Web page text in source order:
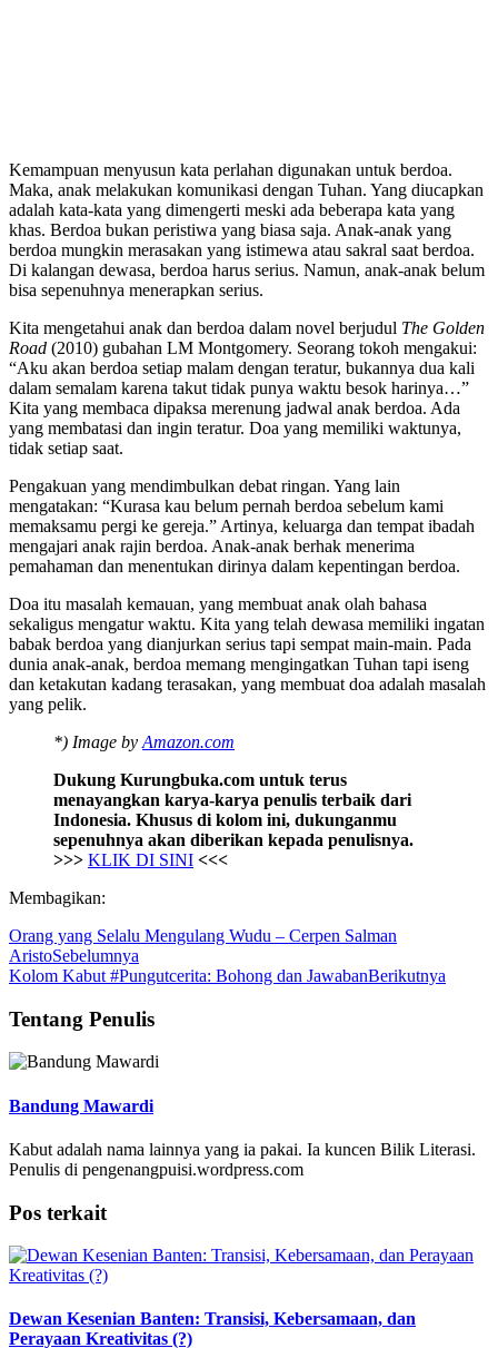
Kemampuan menyusun kata perlahan digunakan untuk berdoa.
Maka, anak melakukan komunikasi dengan Tuhan. Yang diucapkan
adalah kata-kata yang dimengerti meski ada beberapa kata yang
khas. Berdoa bukan peristiwa yang biasa saja. Anak-anak yang
berdoa mungkin merasakan yang istimewa atau sakral saat berdoa.
Di kalangan dewasa, berdoa harus serius. Namun, anak-anak belum
bisa sepenuhnya menerapkan serius.
Kita mengetahui anak dan berdoa dalam novel berjudul The Golden
Road (2010) gubahan LM Montgomery. Seorang tokoh mengakui:
“Aku akan berdoa setiap malam dengan teratur, bukannya dua kali
dalam semalam karena takut tidak punya waktu besok harinya…”
Kita yang membaca dipaksa merenung jadwal anak berdoa. Ada
yang membatasi dan ingin teratur. Doa yang memiliki waktunya,
tidak setiap saat.
Pengakuan yang mendimbulkan debat ringan. Yang lain
mengatakan: “Kurasa kau belum pernah berdoa sebelum kami
memaksamu pergi ke gereja.” Artinya, keluarga dan tempat ibadah
mengajari anak rajin berdoa. Anak-anak berhak menerima
pemahaman dan menentukan dirinya dalam kepentingan berdoa.
Doa itu masalah kemauan, yang membuat anak olah bahasa
sekaligus mengatur waktu. Kita yang telah dewasa memiliki ingatan
babak berdoa yang dianjurkan serius tapi sempat main-main. Pada
dunia anak-anak, berdoa memang mengingatkan Tuhan tapi iseng
dan ketakutan kadang terasakan, yang membuat doa adalah masalah
yang pelik.
*) Image by Amazon.com
Dukung Kurungbuka.com untuk terus
menayangkan karya-karya penulis terbaik dari
Indonesia. Khusus di kolom ini, dukunganmu
sepenuhnya akan diberikan kepada penulisnya.
>>> KLIK DI SINI <<<
Membagikan:
Orang yang Selalu Mengulang Wudu – Cerpen Salman
AristoSebelumnya
Kolom Kabut #Pungutcerita: Bohong dan JawabanBerikutnya
Tentang Penulis
Bandung Mawardi
Kabut adalah nama lainnya yang ia pakai. Ia kuncen Bilik Literasi.
Penulis di pengenangpuisi.wordpress.com
Pos terkait
Dewan Kesenian Banten: Transisi, Kebersamaan, dan
Perayaan Kreativitas (?)